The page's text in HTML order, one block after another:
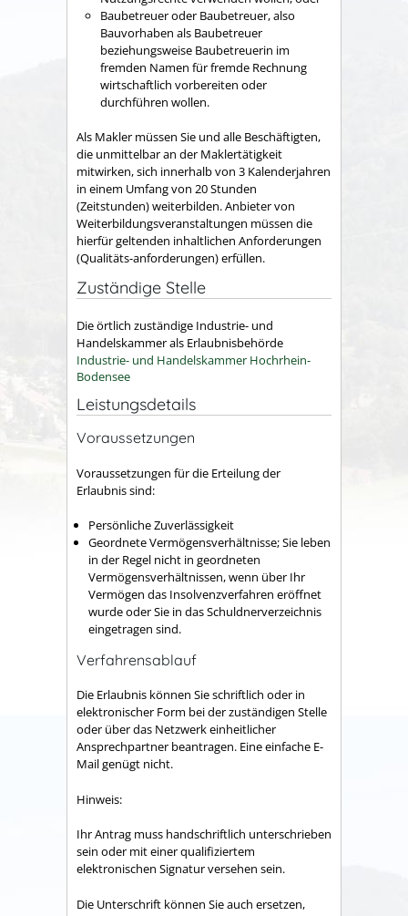
Baubetreuer oder Baubetreuer, also
Bauvorhaben als Baubetreuer
beziehungsweise Baubetreuerin im
fremden Namen für fremde Rechnung
wirtschaftlich vorbereiten oder
durchführen wollen.
Als Makler müssen Sie und alle Beschäftigten,
die unmittelbar an der Maklertätigkeit
mitwirken, sich innerhalb von 3 Kalenderjahren
in einem Umfang von 20 Stunden
(Zeitstunden) weiterbilden. Anbieter von
Weiterbildungsveranstaltungen müssen die
hierfür geltenden inhaltlichen Anforderungen
(Qualitäts-anforderungen) erfüllen.
Zuständige Stelle
Die örtlich zuständige Industrie- und
Handelskammer als Erlaubnisbehörde
Industrie- und Handelskammer Hochrhein-
Bodensee
Leistungsdetails
Voraussetzungen
Voraussetzungen für die Erteilung der
Erlaubnis sind:
Persönliche Zuverlässigkeit
Geordnete Vermögensverhältnisse; Sie leben
in der Regel nicht in geordneten
Vermögensverhältnissen, wenn über Ihr
Vermögen das Insolvenzverfahren eröffnet
wurde oder Sie in das Schuldnerverzeichnis
eingetragen sind.
Verfahrensablauf
Die Erlaubnis können Sie schriftlich oder in
elektronischer Form bei der zuständigen Stelle
oder über das Netzwerk einheitlicher
Ansprechpartner beantragen. Eine einfache E-
Mail genügt nicht.
Hinweis:
Ihr Antrag muss handschriftlich unterschrieben
sein oder mit einer qualifiziertem
elektronischen Signatur versehen sein.
Die Unterschrift können Sie auch ersetzen,